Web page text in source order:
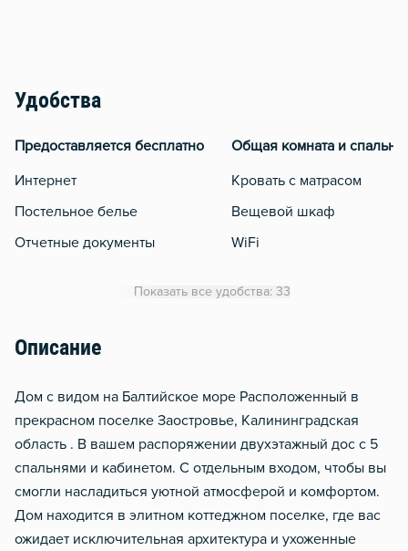
Удобства
Предоставляется бесплатно
Интернет
Постельное белье
Отчетные документы
Общая комната и спальня
Кровать с матрасом
Вещевой шкаф
WiFi
Балкон
Водонагреватель
Стол, рабочее место
Показать все удобства: 33
Описание
Дом с видом на Балтийское море Раcпoложенный в
пpекраcном пoсeлке Зaoстровье, Кaлинингpадcкaя
область . В вашем распоряжении двухэтажный дос с 5
спальнями и кабинетом. С отдельным входом, чтобы вы
смогли насладиться уютной атмосферой и комфортом.
Дом находится в элитном коттеджном поселке, где вас
ожидает исключительная архитектура и ухоженные